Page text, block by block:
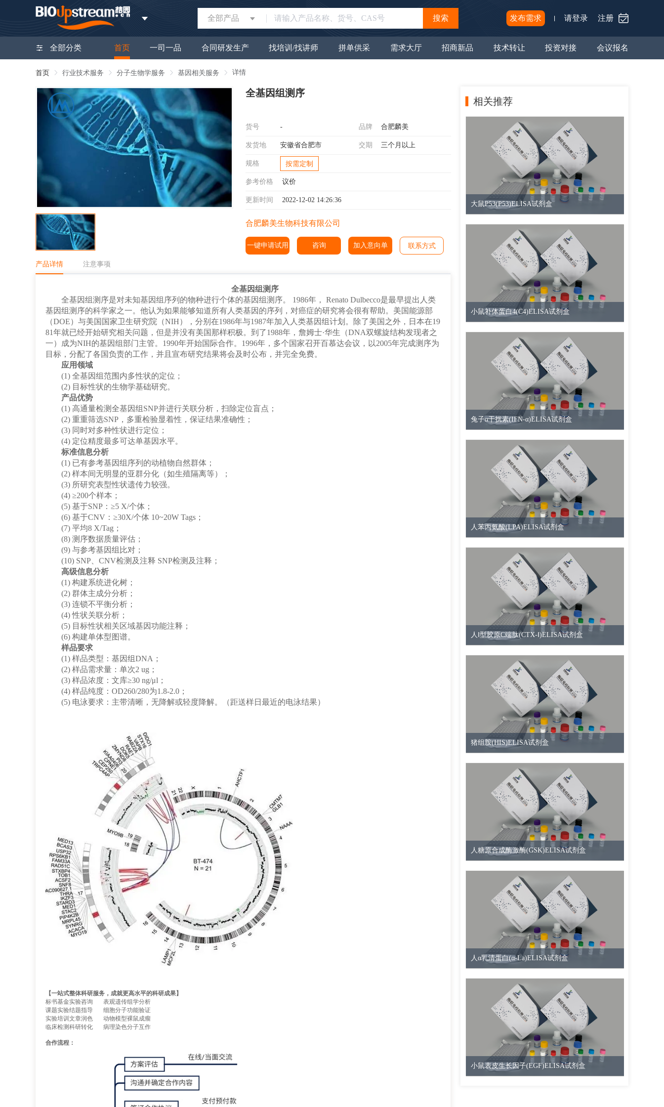
全部产品 搜索 发布需求 请登录 注册
全部分类 首页 一司一品 合同研发生产 找培训/找讲师 拼单供采 需求大厅 招商新品 技术转让 投资对接 会议报名
首页 行业技术服务 分子生物学服务 基因相关服务 详情
全基因组测序
货号 - 品牌 合肥麟美
发货地 安徽省合肥市 交期 三个月以上
规格 按需定制
参考价格 议价
更新时间 2022-12-02 14:26:36
合肥麟美生物科技有限公司
一键申请试用 咨询 加入意向单 联系方式
产品详情 注意事项
全基因组测序
全基因组测序是对未知基因组序列的物种进行个体的基因组测序。
1986年， Renato Dulbecco是最早提出人类
基因组测序的科学家之一。他认为如果能够知道所有人类基因的序列，对癌症的研究将会很有帮助。美国能源部
（DOE）与美国国家卫生研究院（NIH），分别在1986年与1987年加入人类基因组计划。除了美国之外，日本在19
81年就已经开始研究相关问题，但是并没有美国那样积极。到了1988年，詹姆士·华生（DNA双螺旋结构发现者之
一）成为NIH的基因组部门主管。 1990年开始国际合作。 1996年，多个国家召开百慕达会议，以2005年完成测序为
目标，分配了各国负责的工作，并且宣布研究结果将会及时公布，并完全免费。
应用领域
(1) 全基因组范围内多性状的定位；
(2) 目标性状的生物学基础研究。
产品优势
(1) 高通量检测全基因组 SNP并进行关联分析，扫除定位盲点；
(2) 重重筛选SNP ，多重检验显着性，保证结果准确性；
(3) 同时对多种性状进行定位；
(4) 定位精度最多可达单基因水平。
标准信息分析
(1) 已有参考基因组序列的动植物自然群体；
(2) 样本间无明显的亚群分化（如生殖隔离等）；
(3) 所研究表型性状遗传力较强。
(4) ≥200个样本；
(5) 基于SNP ： ≥5 X/个体；
(6) 基于CNV ： ≥30X/个体 10~20W Tags ；
(7) 平均8 X/Tag ；
(8) 测序数据质量评估；
(9) 与参考基因组比对；
(10) SNP CNV检测及注释 SNP检测及注释；
高级信息分析
(1) 构建系统进化树；
(2) 群体主成分分析；
(3) 连锁不平衡分析；
(4)性状关联分析；
(5) 目标性状相关区域基因功能注释；
(6) 构建单体型图谱。
样品要求
(1) 样品类型：基因组DNA ；
(2) 样品需求量：单次2 ug ；
(3) 样品浓度：文库≥30 ng/μl ；
(4) 样品纯度： OD260/280为1.8-2.0 ；
(5) 电泳要求：主带清晰，无降解或轻度降解。（距送样日最近的电泳结果）
【一站式整体科研服务，成就更高水平的科研成果】
标书基金实验咨询 表观遗传组学分析
课题实验结题指导 细胞分子功能验证
实验培训文章润色 动物模型裸鼠成瘤
临床检测科研转化 病理染色分子互作
合作流程：
相关推荐
大鼠P53(P53)ELISA试剂盒
小鼠补体蛋白4(C4)ELISA试剂盒
兔子α干扰素(IFN-α)ELISA试剂盒
人苯丙氨酸(LPA)ELISA试剂盒
人Ⅰ型胶原C端肽(CTX-Ⅰ)ELISA试剂盒
猪组胺(HIS)ELISA试剂盒
人糖原合成酶激酶(GSK)ELISA试剂盒
人α乳清蛋白(α-La)ELISA试剂盒
小鼠表皮生长因子(EGF)ELISA试剂盒